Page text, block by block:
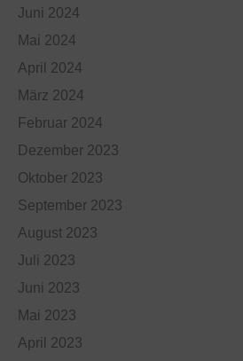
Juni 2024
Mai 2024
April 2024
März 2024
Februar 2024
Dezember 2023
Oktober 2023
September 2023
August 2023
Juli 2023
Juni 2023
Mai 2023
April 2023